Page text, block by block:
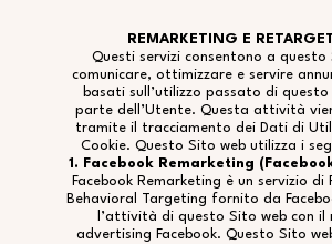
REMARKETING E
Questi servizi consentono a questo
comunicare, ottimizzare e servire
basati sull’utilizzo passato di
parte dell’Utente. Questa attività
tramite il tracciamento dei Dati di
Cookie. Questo Sito web utilizza i
1. Facebook Remarketing
Facebook Remarketing è un servizio di
Behavioral Targeting fornito da
l’attività di questo Sito web con il
advertising Facebook. Questo Sito